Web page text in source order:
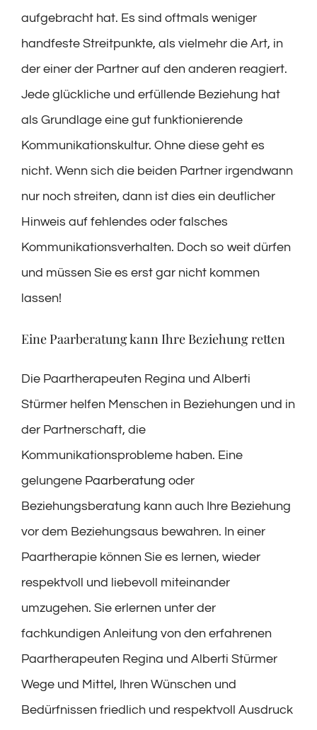
aufgebracht hat. Es sind oftmals weniger
handfeste Streitpunkte, als vielmehr die Art, in
der einer der Partner auf den anderen reagiert.
Jede glückliche und erfüllende Beziehung hat
als Grundlage eine gut funktionierende
Kommunikationskultur. Ohne diese geht es
nicht. Wenn sich die beiden Partner irgendwann
nur noch streiten, dann ist dies ein deutlicher
Hinweis auf fehlendes oder falsches
Kommunikationsverhalten. Doch so weit dürfen
und müssen Sie es erst gar nicht kommen
lassen!
Eine Paarberatung kann Ihre Beziehung retten
Die Paartherapeuten Regina und Alberti
Stürmer helfen Menschen in Beziehungen und in
der Partnerschaft, die
Kommunikationsprobleme haben. Eine
gelungene Paarberatung oder
Beziehungsberatung kann auch Ihre Beziehung
vor dem Beziehungsaus bewahren. In einer
Paartherapie können Sie es lernen, wieder
respektvoll und liebevoll miteinander
umzugehen. Sie erlernen unter der
fachkundigen Anleitung von den erfahrenen
Paartherapeuten Regina und Alberti Stürmer
Wege und Mittel, Ihren Wünschen und
Bedürfnissen friedlich und respektvoll Ausdruck